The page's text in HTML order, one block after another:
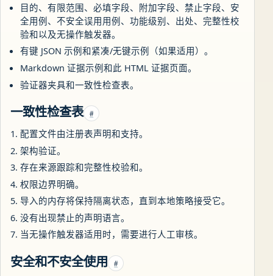
目的、有限范围、必填字段、附加字段、禁止字段、安
全用例、不安全误用用例、功能级别、出处、完整性校
验和以及无操作触发器。
有键 JSON 示例和紧凑/无键示例（如果适用）。
Markdown 证据示例和此 HTML 证据页面。
验证器夹具和一致性检查表。
一致性检查表 #
配置文件由注册表声明和支持。
架构验证。
存在来源跟踪和完整性校验和。
权限边界明确。
导入的内存将保持隔离状态，直到本地策略接受它。
没有出现禁止的声明语言。
当无操作触发器适用时，需要进行人工审核。
安全和不安全使用 #